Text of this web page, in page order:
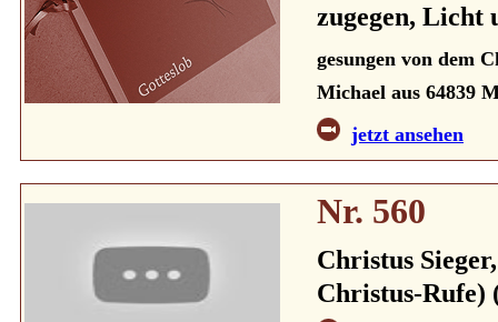
zugegen, Licht
gesungen von dem
Michael aus 64839
jetzt ansehen
Nr. 560
Christus
Christus-Rufe)